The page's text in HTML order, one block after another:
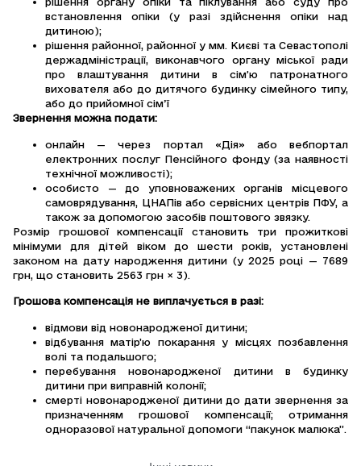
встановлення опіки (у разі здійснення опіки над
дитиною);
рішення районної, районної у мм. Києві та Севастополі
держадміністрації, виконавчого органу міської ради
про влаштування дитини в сім’ю патронатного
вихователя або до дитячого будинку сімейного типу,
або до прийомної сім’ї
Звернення можна подати:
онлайн — через портал «Дія» або вебпортал
електронних послуг Пенсійного фонду (за наявності
технічної можливості);
особисто — до уповноважених органів місцевого
самоврядування, ЦНАПів або сервісних центрів ПФУ, а
також за допомогою засобів поштового звязку.
Розмір грошової компенсації становить три прожиткові
мінімуми для дітей віком до шести років, установлені
законом на дату народження дитини (у 2025 році — 7689
грн, що становить 2563 грн × 3).
Грошова компенсація не виплачується в разі:
відмови від новонародженої дитини;
відбування матір’ю покарання у місцях позбавлення
волі та подальшого;
перебування новонародженої дитини в будинку
дитини при виправній колонії;
смерті новонародженої дитини до дати звернення за
призначенням грошової компенсації; отримання
одноразової натуральної допомоги “пакунок малюка”.